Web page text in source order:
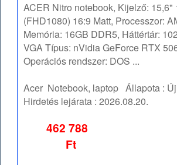
ACER Nitro notebook, Kijelző: 15,6"
(FHD1080) 16:9 Matt, Processzor:
Memória: 16GB DDR5, Háttértár:
VGA Típus: nVidia GeForce RTX
Operációs rendszer: DOS ...
Acer Notebook, laptop Állapota : Új
Hirdetés lejárata :2026.08.20.
462 788
Ft